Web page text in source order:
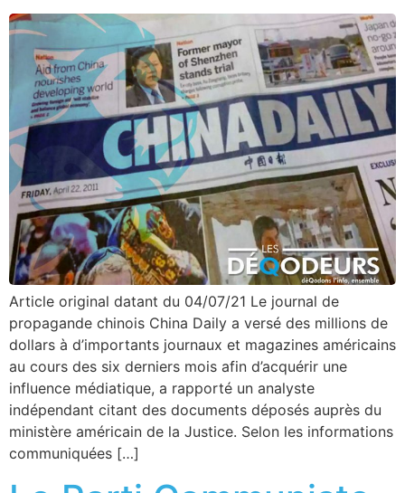
Article original datant du 04/07/21 Le journal de
propagande chinois China Daily a versé des millions de
dollars à d’importants journaux et magazines américains
au cours des six derniers mois afin d’acquérir une
influence médiatique, a rapporté un analyste
indépendant citant des documents déposés auprès du
ministère américain de la Justice. Selon les informations
communiquées […]